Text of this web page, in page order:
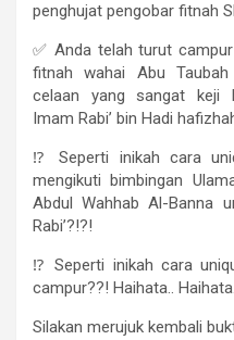
penghujat pengobar fitnah
✅ Anda telah turut
fitnah wahai Abu
celaan yang sangat keji
Imam Rabi’ bin Hadi
⁉️ Seperti inikah cara
mengikuti bimbingan
Abdul Wahhab Al-Banna
Rabi’?!?!
⁉️ Seperti inikah cara
campur??! Haihata..
Silakan merujuk kembali